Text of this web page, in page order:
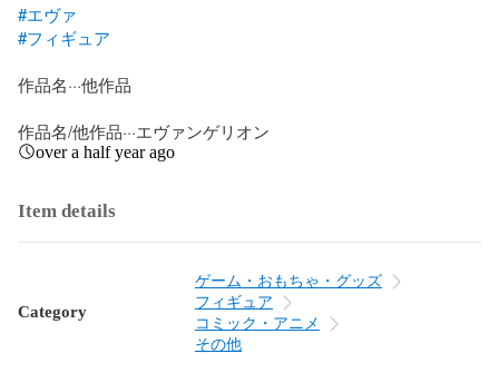
#エヴァ
#フィギュア
作品名···他作品
作品名/他作品···エヴァンゲリオン
over a half year ago
Item details
Category
ゲーム・おもちゃ・グッズ
フィギュア
コミック・アニメ
その他